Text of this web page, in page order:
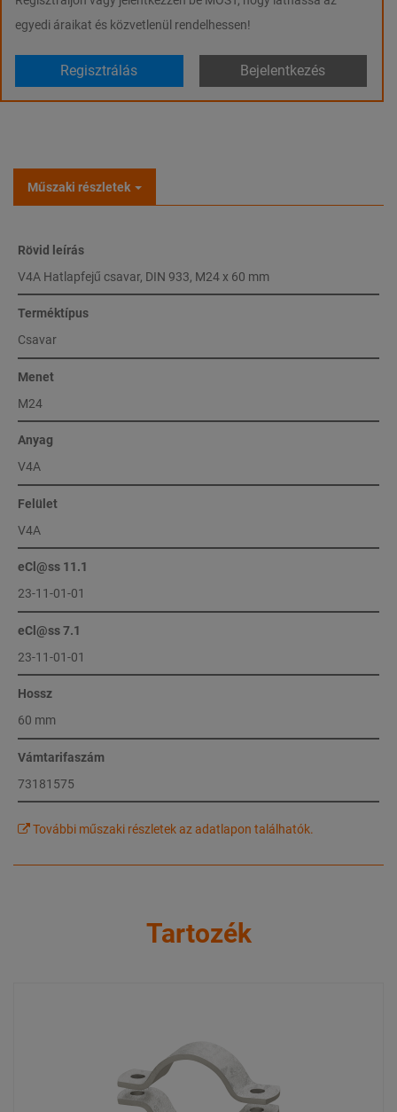
egyedi áraikat és közvetlenül rendelhessen!
Regisztrálás Bejelentkezés
Műszaki részletek
Rövid leírás
V4A Hatlapfejű csavar, DIN 933, M24 x 60 mm
Terméktípus
Csavar
Menet
M24
Anyag
V4A
Felület
V4A
eCl@ss 11.1
23-11-01-01
eCl@ss 7.1
23-11-01-01
Hossz
60 mm
Vámtarifaszám
73181575
További műszaki részletek az adatlapon találhatók.
Tartozék